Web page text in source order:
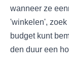
wanneer ze
'winkelen', zoek
budget kunt
den duur een